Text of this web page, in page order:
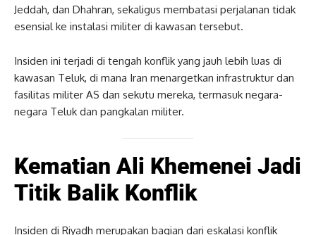
Jeddah, dan Dhahran, sekaligus membatasi perjalanan tidak
esensial ke instalasi militer di kawasan tersebut.
Insiden ini terjadi di tengah konflik yang jauh lebih luas di
kawasan Teluk, di mana Iran menargetkan infrastruktur dan
fasilitas militer AS dan sekutu mereka, termasuk negara-
negara Teluk dan pangkalan militer.
Kematian Ali Khemenei Jadi
Titik Balik Konflik
Insiden di Riyadh merupakan bagian dari eskalasi konflik